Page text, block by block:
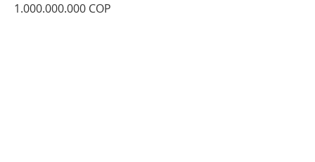
1.000.000.000 COP